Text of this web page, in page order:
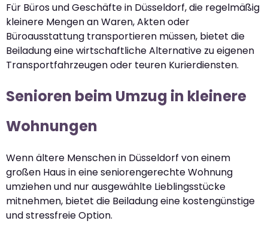
Für Büros und Geschäfte in Düsseldorf, die regelmäßig
kleinere Mengen an Waren, Akten oder
Büroausstattung transportieren müssen, bietet die
Beiladung eine wirtschaftliche Alternative zu eigenen
Transportfahrzeugen oder teuren Kurierdiensten.
Senioren beim Umzug in kleinere
Wohnungen
Wenn ältere Menschen in Düsseldorf von einem
großen Haus in eine seniorengerechte Wohnung
umziehen und nur ausgewählte Lieblingsstücke
mitnehmen, bietet die Beiladung eine kostengünstige
und stressfreie Option.